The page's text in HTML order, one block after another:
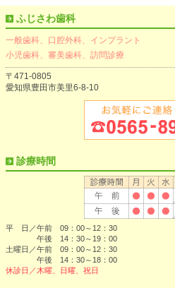
ふじさわ歯科
一般歯科、口腔外科、インプラント
小児歯科、審美歯科、訪問診療
〒471-0805
愛知県豊田市美里6-8-10
診療時間
平 日／午前 09：00～12：30
午後 14：30～19：00
土曜日／午前 09：00～12：30
午後 14：30～18：00
休診日／木曜、日曜、祝日